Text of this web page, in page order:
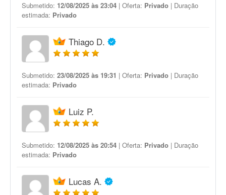
Submetido: 12/08/2025 às 23:04 | Oferta: Privado | Duração
estimada: Privado
Thiago D.
Submetido: 23/08/2025 às 19:31 | Oferta: Privado | Duração
estimada: Privado
Luiz P.
Submetido: 12/08/2025 às 20:54 | Oferta: Privado | Duração
estimada: Privado
Lucas A.